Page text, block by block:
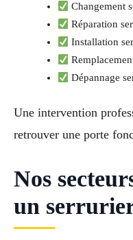
Changement
Réparation
Installation
Dépannage
Une intervention
retrouver une porte
Nos
un